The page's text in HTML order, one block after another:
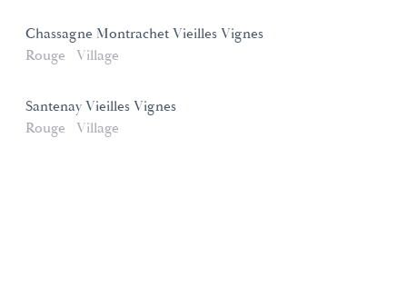
Chassagne Montrachet Vieilles Vignes
Rouge
Village
Santenay Vieilles Vignes
Rouge
Village